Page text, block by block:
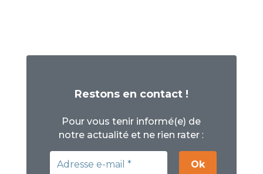
Restons en contact !
Pour vous tenir informé(e) de
notre actualité et ne rien rater :